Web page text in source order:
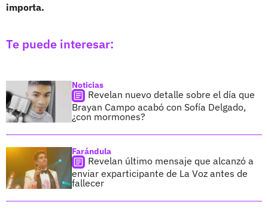
importa.
Te puede interesar:
Noticias
Revelan nuevo detalle sobre el día que
Brayan Campo acabó con Sofía Delgado,
¿con mormones?
Farándula
Revelan último mensaje que alcanzó a
enviar exparticipante de La Voz antes de
fallecer